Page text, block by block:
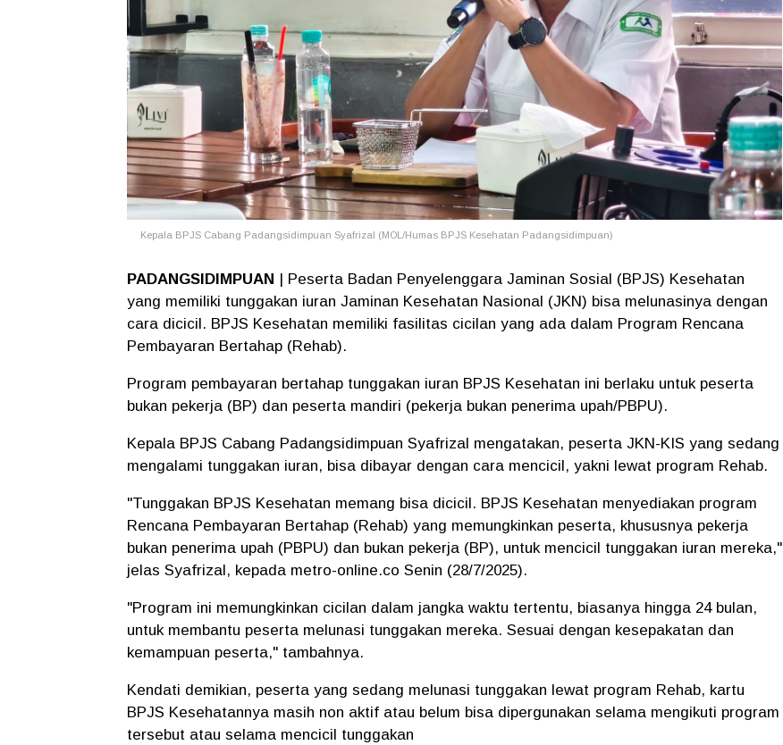
Kepala BPJS Cabang Padangsidimpuan Syafrizal (MOL/Humas BPJS Kesehatan Padangsidimpuan)
PADANGSIDIMPUAN
| Peserta Badan Penyelenggara Jaminan Sosial (BPJS) Kesehatan
yang memiliki tunggakan iuran Jaminan Kesehatan Nasional (JKN) bisa melunasinya dengan
cara dicicil. BPJS Kesehatan memiliki fasilitas cicilan yang ada dalam Program Rencana
Pembayaran Bertahap (Rehab).
Program pembayaran bertahap tunggakan iuran BPJS Kesehatan ini berlaku untuk peserta
bukan pekerja (BP) dan peserta mandiri (pekerja bukan penerima upah/PBPU).
Kepala BPJS Cabang Padangsidimpuan Syafrizal mengatakan, peserta JKN-KIS yang sedang
mengalami tunggakan iuran, bisa dibayar dengan cara mencicil, yakni lewat program Rehab.
"Tunggakan BPJS Kesehatan memang bisa dicicil. BPJS Kesehatan menyediakan program
Rencana Pembayaran Bertahap (Rehab) yang memungkinkan peserta, khususnya pekerja
bukan penerima upah (PBPU) dan bukan pekerja (BP), untuk mencicil tunggakan iuran mereka,"
jelas Syafrizal, kepada metro-online.co Senin (28/7/2025).
"Program ini memungkinkan cicilan dalam jangka waktu tertentu, biasanya hingga 24 bulan,
untuk membantu peserta melunasi tunggakan mereka. Sesuai dengan kesepakatan dan
kemampuan peserta," tambahnya.
Kendati demikian, peserta yang sedang melunasi tunggakan lewat program Rehab, kartu
BPJS Kesehatannya masih non aktif atau belum bisa dipergunakan selama mengikuti program
tersebut atau selama mencicil tunggakan